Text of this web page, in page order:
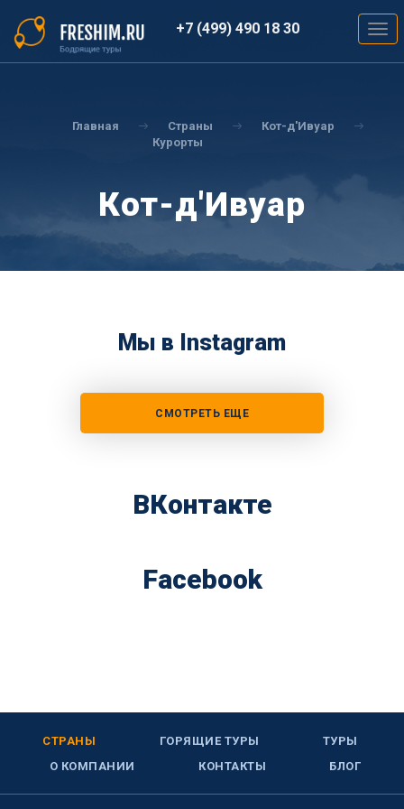
основному
содержанию
+7 (499) 490 18 30
Главная Страны
Кот-д'Ивуар
Курорты
Кот-д'Ивуар
Мы в Instagram
СМОТРЕТЬ ЕЩЕ
ВКонтакте
Facebook
СТРАНЫ ГОРЯЩИЕ ТУРЫ
ТУРЫ
О КОМПАНИИ
КОНТАКТЫ БЛОГ